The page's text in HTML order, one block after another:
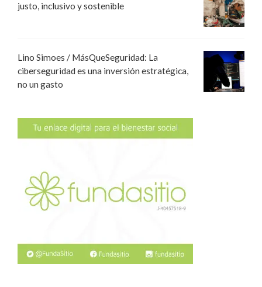
justo, inclusivo y sostenible
Lino Simoes / MásQueSeguridad: La
ciberseguridad es una inversión estratégica,
no un gasto